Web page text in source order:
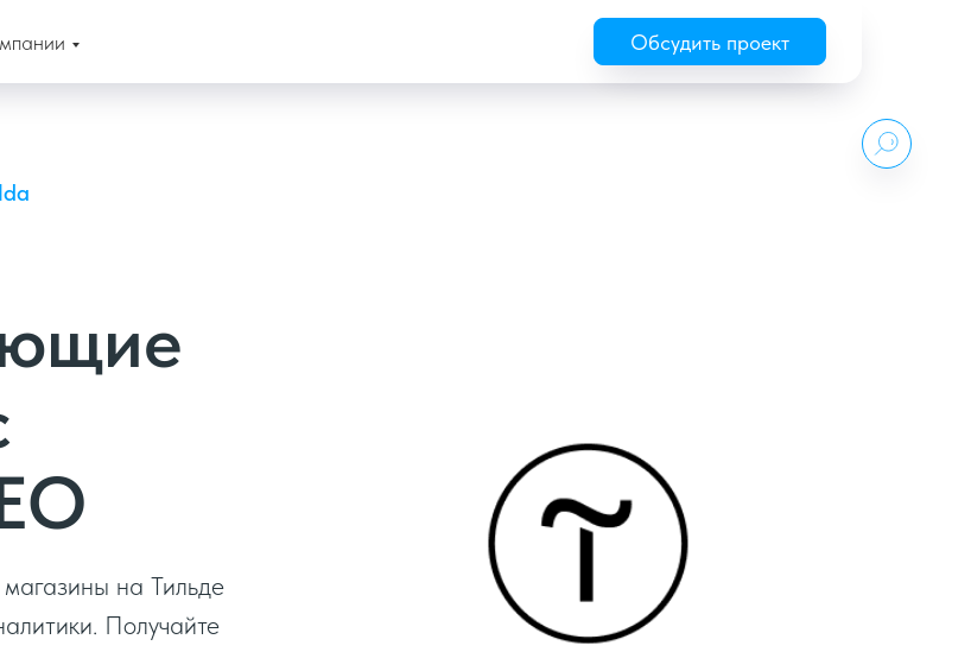
Обсудить проект
на Тильде
Получайте